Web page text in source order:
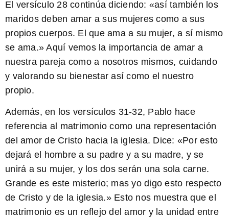
El versículo 28 continúa diciendo: «así también los
maridos deben amar a sus mujeres como a sus
propios cuerpos. El que ama a su mujer, a sí mismo
se ama.» Aquí vemos la importancia de amar a
nuestra pareja como a nosotros mismos, cuidando
y valorando su bienestar así como el nuestro
propio.
Además, en los versículos 31-32, Pablo hace
referencia al matrimonio como una representación
del amor de Cristo hacia la iglesia. Dice: «Por esto
dejará el hombre a su padre y a su madre, y se
unirá a su mujer, y los dos serán una sola carne.
Grande es este misterio; mas yo digo esto respecto
de Cristo y de la iglesia.» Esto nos muestra que el
matrimonio es un reflejo del amor y la unidad entre